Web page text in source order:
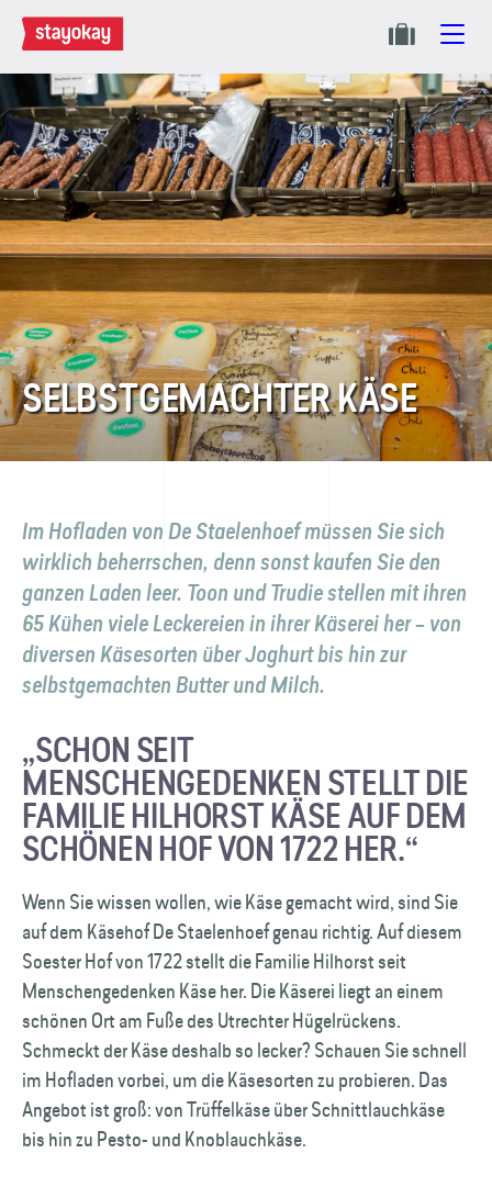
SELBSTGEMACHTER KÄSE
Im Hofladen von De Staelenhoef müssen Sie sich
wirklich beherrschen, denn sonst kaufen Sie den
ganzen Laden leer. Toon und Trudie stellen mit ihren
65 Kühen viele Leckereien in ihrer Käserei her – von
diversen Käsesorten über Joghurt bis hin zur
selbstgemachten Butter und Milch.
„SCHON SEIT
MENSCHENGEDENKEN STELLT DIE
FAMILIE HILHORST KÄSE AUF DEM
SCHÖNEN HOF VON 1722 HER.“
Wenn Sie wissen wollen, wie Käse gemacht wird, sind Sie
auf dem Käsehof De Staelenhoef genau richtig. Auf diesem
Soester Hof von 1722 stellt die Familie Hilhorst seit
Menschengedenken Käse her. Die Käserei liegt an einem
schönen Ort am Fuße des Utrechter Hügelrückens.
Schmeckt der Käse deshalb so lecker? Schauen Sie schnell
im Hofladen vorbei, um die Käsesorten zu probieren. Das
Angebot ist groß: von Trüffelkäse über Schnittlauchkäse
bis hin zu Pesto- und Knoblauchkäse.